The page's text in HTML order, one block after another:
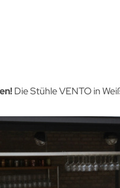
Die Stühle VENTO in